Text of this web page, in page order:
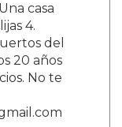
casa
4.
del
20 años
No te